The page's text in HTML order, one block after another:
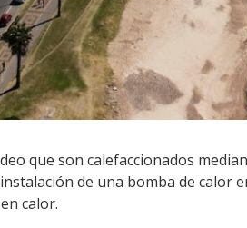
que son calefaccionados
de una bomba de calor
calor.